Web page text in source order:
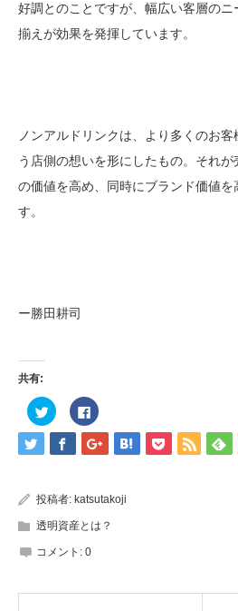
好調とのことですが、幅広い客層の
揃えが効果を発揮しています。
ノンアルドリンクは、より多くのお
う店側の想いを形にしたもの。それ
の価値を高め、同時にブランド価値
す。
ー勝田耕司
共有:
ク
リ
ッ
ク
し
共
有
(新
し
ウ
ィ
ウ
Facebook
で
共
有
す
ク
リ
ク
い
投稿者: katsutakoji
透明資産とは？
コメント: 0